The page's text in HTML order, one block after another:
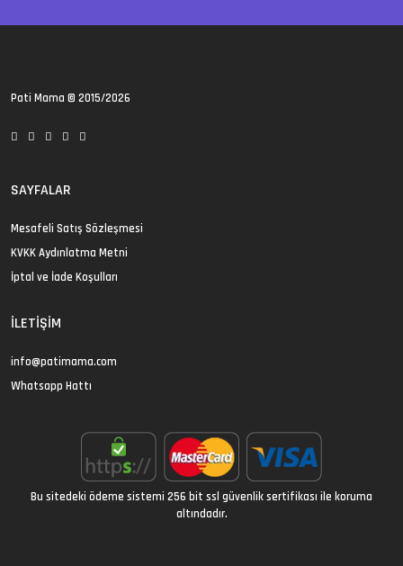
Pati Mama © 2015/2026
SAYFALAR
Mesafeli Satış Sözleşmesi
KVKK Aydınlatma Metni
İptal ve İade Koşulları
İLETIŞIM
info@patimama.com
Whatsapp Hattı
Bu sitedeki ödeme sistemi 256 bit ssl güvenlik sertifikası ile koruma
altındadır.